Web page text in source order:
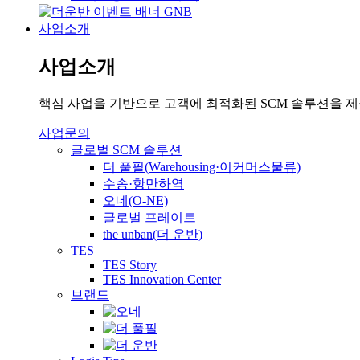
사업소개
사업소개
핵심 사업을 기반으로 고객에 최적화된 SCM 솔루션을
사업문의
글로벌 SCM 솔루션
더 풀필(Warehousing·이커머스물류)
수송·항만하역
오네(O-NE)
글로벌 프레이트
the unban(더 운반)
TES
TES Story
TES Innovation Center
브랜드